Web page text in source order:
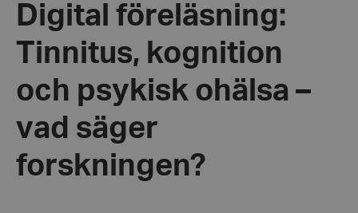
Digital föreläsning:
Tinnitus, kognition
och psykisk ohälsa –
vad säger
forskningen?